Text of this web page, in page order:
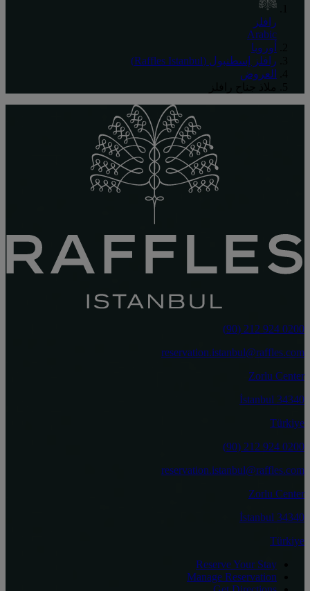
رافلز
Arabic
أوروبا
رافلز إسطنبول (Raffles Istanbul)
العروض
0200 924 212 (90)
reservation.istanbul@raffles.com
Zorlu Center
34340 İstanbul
Türkiye
0200 924 212 (90)
reservation.istanbul@raffles.com
Zorlu Center
34340 İstanbul
Türkiye
Reserve Your Stay
Manage Reservation